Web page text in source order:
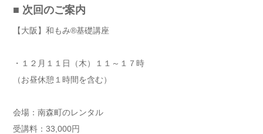
■ 次回のご案内
【大阪】和もみ®基礎講座
・１２月１１日（木）１１～１７時
（お昼休憩１時間を含む）
会場：南森町のレンタル
受講料：33,000円